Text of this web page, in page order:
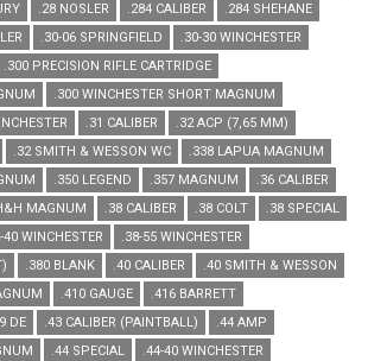
.28 NOSLER .284 CALIBER
.284 SHEHANE
.30-06 SPRINGFIELD
.30-30 WINCHESTER
.300 PRECISION RIFLE CARTRIDGE
.300 WINCHESTER SHORT MAGNUM
.31 CALIBER
.32 ACP (7,65 MM)
.32 SMITH & WESSON WC
.338 LAPUA MAGNUM
.350 LEGEND .357 MAGNUM
.36 CALIBER
MAGNUM .38 CALIBER .38 COLT
.38 SPECIAL
40 WINCHESTER
.38-55 WINCHESTER
.380 BLANK .40 CALIBER
.40 SMITH & WESSON
.410 GAUGE
.416 BARRETT
DE .43 CALIBER (PAINTBALL)
.44 AMP
.44 SPECIAL
.44-40 WINCHESTER